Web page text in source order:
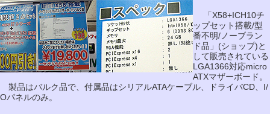
「X58+ICH10チ
ップセット搭載/型
番不明/ノーブラン
ド品」(ショップ)と
して販売されている
LGA1366対応micro
ATXマザーボード。
製品はバルク品で、付属品はシリアルATAケーブル、ドライバCD、I/
Oパネルのみ。